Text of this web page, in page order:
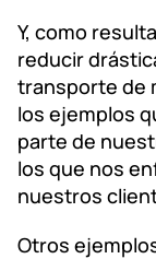
Y, como
reducir
transporte de
los ejemplos
parte de
los que nos
nuestros
Otros